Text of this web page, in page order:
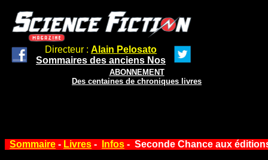
Directeur : Alain Pelosato
Sommaires des anciens Nos
ABONNEMENT
Des centaines de chroniques livres
Sommaire - Livres - Infos - Seconde Chance aux